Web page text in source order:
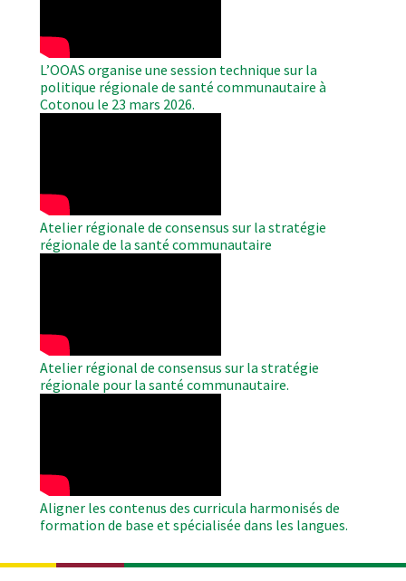
L’OOAS organise une session technique sur la
politique régionale de santé communautaire à
Cotonou le 23 mars 2026.
Atelier régionale de consensus sur la stratégie
régionale de la santé communautaire
Atelier régional de consensus sur la stratégie
régionale pour la santé communautaire.
Aligner les contenus des curricula harmonisés de
formation de base et spécialisée dans les langues.